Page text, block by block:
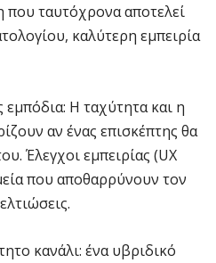
που ταυτόχρονα αποτελεί
καλύτερη εμπειρία
Η ταχύτητα και η
αν ένας επισκέπτης θα
Έλεγχοι εμπειρίας (UX
που αποθαρρύνουν τον
κανάλι: ένα υβριδικό